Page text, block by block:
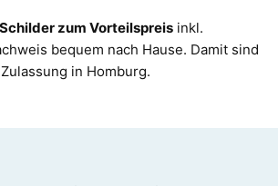
Schilder zum Vorteilspreis inkl.
bequem nach Hause. Damit sind
in Homburg.